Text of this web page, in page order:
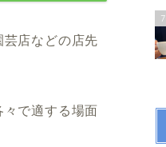
店などの店先
で適する場面
7